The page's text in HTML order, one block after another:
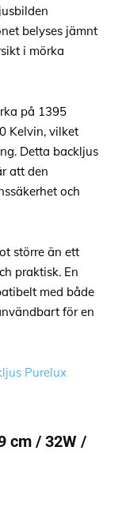
belyses jämnt
i mörka
på 1395
Kelvin, vilket
Detta backljus
att den
och
större än ett
praktisk. En
med både
för en
Purelux
cm / 32W /